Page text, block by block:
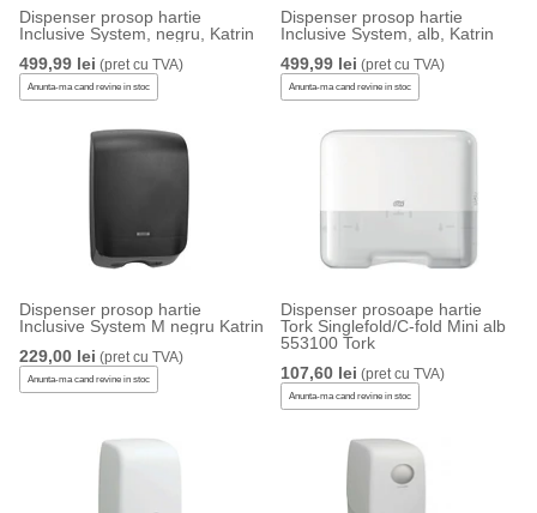
Dispenser prosop hartie
Inclusive System, negru, Katrin
499,99 lei (pret cu TVA)
Anunta-ma cand revine in stoc
Dispenser prosop hartie
Inclusive System, alb, Katrin
499,99 lei (pret cu TVA)
Anunta-ma cand revine in stoc
Dispenser prosop hartie
Inclusive System M negru Katrin
229,00 lei (pret cu TVA)
Anunta-ma cand revine in stoc
Dispenser prosoape hartie
Tork Singlefold/C-fold Mini alb
553100 Tork
107,60 lei (pret cu TVA)
Anunta-ma cand revine in stoc